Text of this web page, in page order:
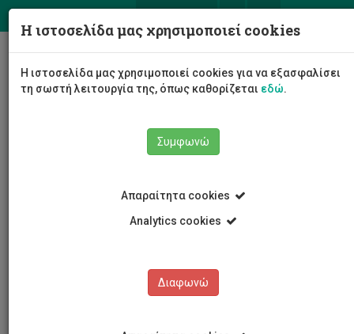
Η ιστοσελίδα μας χρησιμοποιεί cookies
Η ιστοσελίδα μας χρησιμοποιεί cookies για να εξασφαλίσει
τη σωστή λειτουργία της, όπως καθορίζεται εδώ.
Συμφωνώ
Απαραίτητα cookies
Analytics cookies
Διαφωνώ